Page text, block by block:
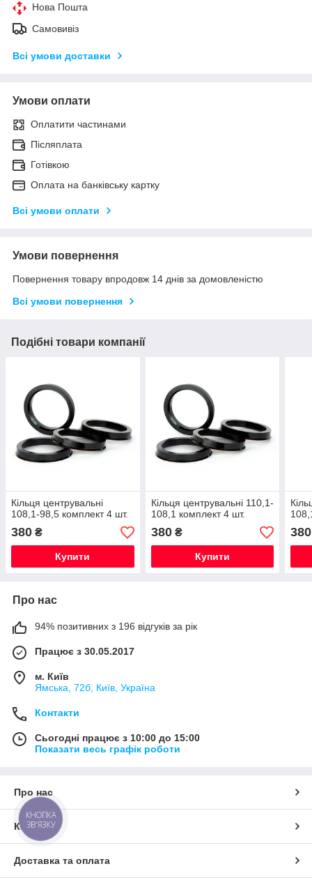
Нова Пошта
Самовивіз
Всі умови доставки
Умови оплати
Оплатити частинами
Післяплата
Готівкою
Оплата на банківську картку
Всі умови оплати
Умови повернення
Повернення товару впродовж 14 днів за домовленістю
Всі умови повернення
Подібні товари компанії
Кільця центрувальні
108,1-98,5 комплект 4 шт.
380 ₴
Купити
Кільця центрувальні 110,1-
108,1 комплект 4 шт.
380₴
Купити
380
Про нас
94% позитивних з 196 відгуків за рік
Працює з 30.05.2017
м. Київ
Ямська, 72б, Київ, Україна
Контакти
Сьогодні працює з 10:00 до 15:00
Показати весь графік роботи
Про нас
Контакти
Доставка та оплата
КНОПКА
ЗВ'ЯЗКУ